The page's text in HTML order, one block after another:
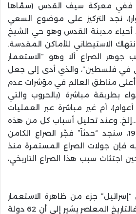
ففي معركة سيف القدس (سمَّاها
نجد التركيز على موضوع السعي
أحياء مدينة القدس وهو حي الشيخ
الاستيطاني للأماكن المقدسة.
جوهر الصراع ألا وهو “الاستعمار
في فلسطين”، والذي أدى إلى جعل
مناطق العالم في مؤشرات عدم
بطريقة مباشرة (بالحروب والتي
تتكرر بمعدل كل 4.5 أعوام)، أم غير مباشرة عبر العمليات
وعند تحليل أسباب كل من هذه
الحروب منذ سنة 1948، سنجد “حدثاً” فجَّر الصراع الكامن
فإن جولات الصراع المستمرة منذ
اجتثاث سبب هذا الصراع التاريخي،
“إسرائيل” جزء من ظاهرة الاستعمار
ومحكومة بقوانينها، فالتاريخ المعاصر يشير إلى أن 62 دولة